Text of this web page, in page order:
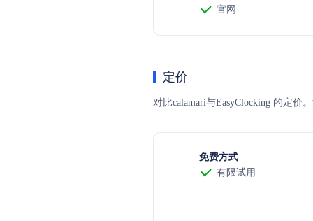
官网
定价
对比calamari与EasyClocking 的定
免费方式
有限试用